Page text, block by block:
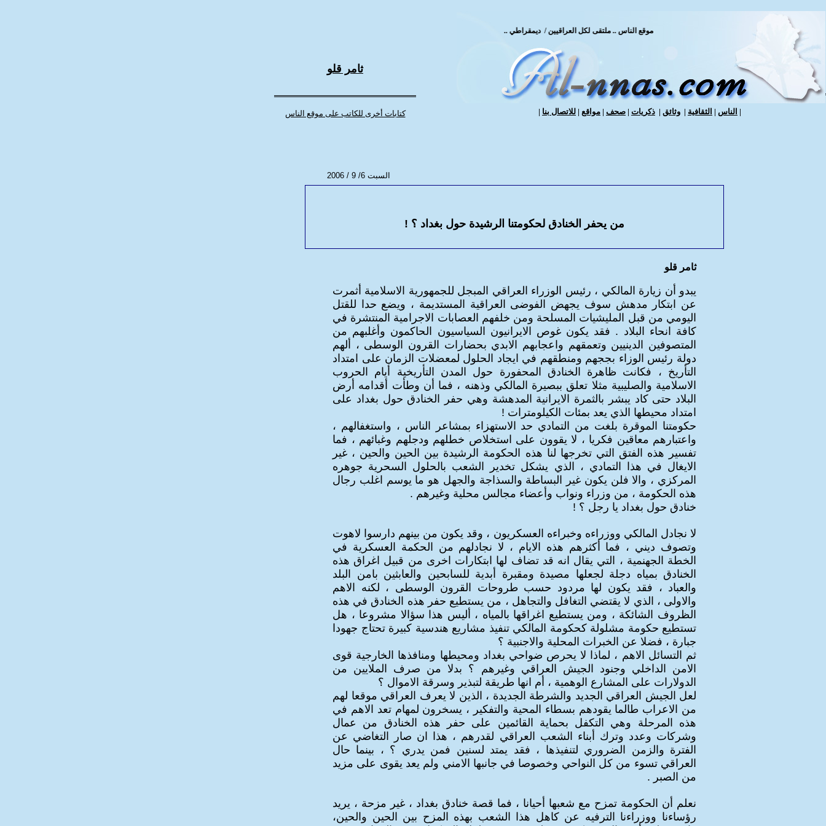
| الناس | الثقافية | وثائق | ذكريات | صحف | مواقع | للاتصال بنا |
موقع الناس .. ملتقى لكل العراقيين / ديمقراطي .. تقدمي .. علماني
ثامر قلو
كتابات أخرى للكاتب على موقع الناس
السبت 6
/
9
/ 2006
من يحفر الخنادق لحكومتنا الرشيدة حول بغداد ؟ !
ثامر قلو
يبدو أن زيارة المالكي ، رئيس الوزراء العراقي المبجل للجمهورية الاسلامية أثمرت
عن ابتكار مدهش سوف يجهض الفوضى العراقية المستديمة ، ويضع حدا للقتل
اليومي من قبل المليشيات المسلحة ومن خلفهم العصابات الاجرامية المنتشرة في
كافة انحاء البلاد . فقد يكون غوص الايرانيون السياسيون الحاكمون وأغلبهم من
المتصوفين الدينيين وتعمقهم واعجابهم الابدي بحضارات القرون الوسطى ، ألهم
دولة رئيس الوزاء بججهم ومنطقهم في ايجاد الحلول لمعضلات الزمان على امتداد
التأريخ ، فكانت ظاهرة الخنادق المحفورة حول المدن التأريخية أيام الحروب
الاسلامية والصليبية مثلا تعلق ببصيرة المالكي وذهنه ، فما أن وطأت أقدامه أرض
البلاد حتى كاد يبشر بالثمرة الايرانية المدهشة وهي حفر الخنادق حول بغداد على
امتداد محيطها الذي يعد بمئات الكيلومترات !
حكومتنا الموقرة بلغت من التمادي حد الاستهزاء بمشاعر الناس ، واستغفالهم ،
واعتبارهم معاقين فكريا ، لا يقوون على استخلاص خطلهم ودجلهم وغبائهم ، فما
تفسير هذه الفتق التي تخرجها لنا هذه الحكومة الرشيدة بين الحين والحين ، غير
الايغال في هذا التمادي ، الذي يشكل تخدير الشعب بالحلول السحرية جوهره
المركزي ، والا فلن يكون غير البساطة والسذاجة والجهل هو ما يوسم اغلب رجال
هذه الحكومة ، من وزراء ونواب وأعضاء مجالس محلية وغيرهم .
خنادق حول بغداد يا رجل ؟ !
لا نجادل المالكي ووزراءه وخبراءه العسكريون ، وقد يكون من بينهم دارسوا لاهوت
وتصوف ديني ، فما أكثرهم هذه الايام ، لا نجادلهم من الحكمة العسكرية في
الخطة الجهنمية ، التي يقال انه قد تضاف لها ابتكارات اخرى من قبيل اغراق هذه
الخنادق بمياه دجلة لجعلها مصيدة ومقبرة أبدية للسابحين والعابثين بامن البلد
والعباد ، فقد يكون لها مردود حسب طروحات القرون الوسطى ، لكنه الاهم
والاولى ، الذي لا يقتضي التغافل والتجاهل ، من يستطيع حفر هذه الخنادق في هذه
الظروف الشائكة ، ومن يستطيع اغراقها بالمياه ، أليس هذا سؤالا مشروعا ، هل
تستطيع حكومة مشلولة كحكومة المالكي تنفيذ مشاريع هندسية كبيرة تحتاج جهودا
جبارة ، فضلا عن الخبرات المحلية والاجنبية ؟
ثم التسائل الاهم ، لماذا لا يحرص ضواحي بغداد ومحيطها ومنافذها الخارجية قوى
الامن الداخلي وجنود الجيش العراقي وغيرهم ؟ بدلا من صرف الملايين من
الدولارات على المشارع الوهمية ، أم انها طريقة لتبذير وسرقة الاموال ؟
لعل الجيش العراقي الجديد والشرطة الجديدة ، الذين لا يعرف العراقي موقعا لهم
من الاعراب طالما يقودهم بسطاء المحية والتفكير ، يسخرون لمهام تعد الاهم في
هذه المرحلة وهي التكفل بحماية القائمين على حفر هذه الخنادق من عمال
وشركات وعدد وترك أبناء الشعب العراقي لقدرهم ، هذا ان صار التغاضي عن
الفترة والزمن الضروري لتنفيذها ، فقد يمتد لسنين فمن يدري ؟ ، بينما حال
العراقي تسوء من كل النواحي وخصوصا في جانبها الامني ولم يعد يقوى على مزيد
من الصبر .
نعلم أن الحكومة تمزح مع شعبها أحيانا ، فما قصة خنادق بغداد ، غير مزحة ، يريد
رؤساءنا ووزراءنا الترفيه عن كاهل هذا الشعب بهذه المزح بين الحين والحين،